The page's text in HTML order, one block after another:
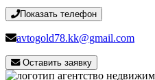
Показать телефон
avtogold78.kk@gmail.com
Оставить заявку